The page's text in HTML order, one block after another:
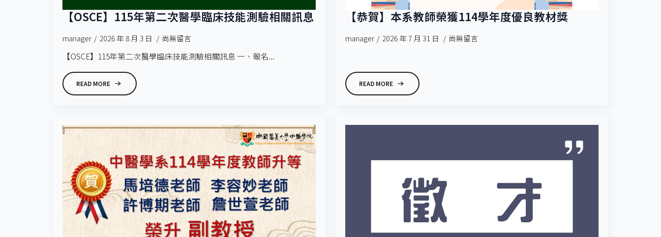
【OSCE】115年第二次醫學臨床技能測驗相關訊息
manager 2026 年 8 月 3 日 尚無留言
【OSCE】115年第二次醫學臨床技能測驗相關訊息 一、報名...
READ MORE
【恭賀】本系教師榮獲114學年度優良教材獎
manager 2026 年 7 月 31 日 尚無留言
READ MORE